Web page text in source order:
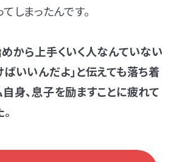
しまったんです。
めから上手くいく人なんていない
ばいいんだよ」と伝えても落ち着
自身、息子を励ますことに疲れて